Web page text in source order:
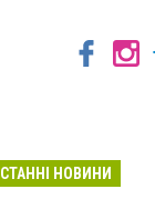
НОВИНИ